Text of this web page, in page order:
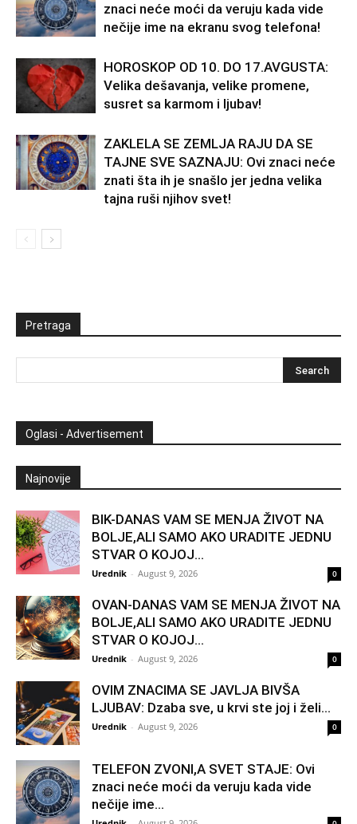
znaci neće moći da veruju kada vide
nečije ime na ekranu svog telefona!
HOROSKOP OD 10. DO 17.AVGUSTA:
Velika dešavanja, velike promene,
susret sa karmom i ljubav!
ZAKLELA SE ZEMLJA RAJU DA SE
TAJNE SVE SAZNAJU: Ovi znaci neće
znati šta ih je snašlo jer jedna velika
tajna ruši njihov svet!
Pretraga
Oglasi - Advertisement
Najnovije
BIK-DANAS VAM SE MENJA ŽIVOT NA
BOLJE,ALI SAMO AKO URADITE JEDNU
STVAR O KOJOJ...
Urednik - August 9, 2026 0
OVAN-DANAS VAM SE MENJA ŽIVOT NA
BOLJE,ALI SAMO AKO URADITE JEDNU
STVAR O KOJOJ...
Urednik - August 9, 2026 0
OVIM ZNACIMA SE JAVLJA BIVŠA
LJUBAV: Dzaba sve, u krvi ste joj i želi...
Urednik - August 9, 2026 0
TELEFON ZVONI,A SVET STAJE: Ovi
znaci neće moći da veruju kada vide
nečije ime...